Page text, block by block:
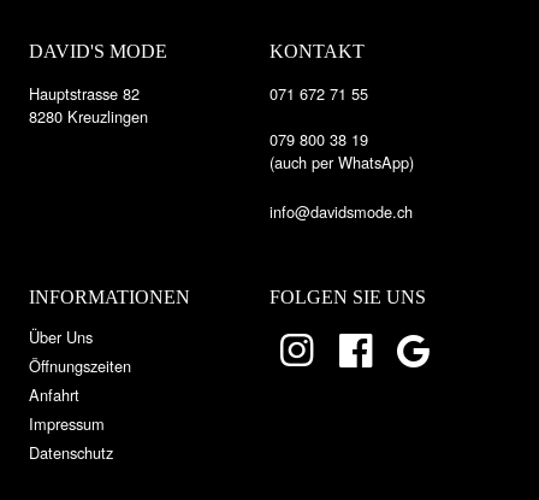
DAVID'S MODE
Hauptstrasse 82
8280 Kreuzlingen
KONTAKT
071 672 71 55
079 800 38 19
(auch per WhatsApp)
info@davidsmode.ch
INFORMATIONEN
Über Uns
Öffnungszeiten
Anfahrt
Impressum
Datenschutz
FOLGEN SIE UNS